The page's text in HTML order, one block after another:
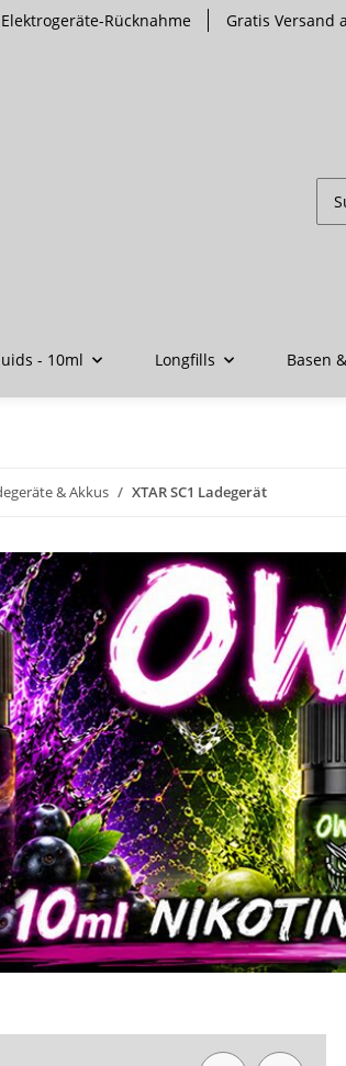
Elektrogeräte-Rücknahme Gratis Versand
- 10ml Longfills Basen
& Akkus XTAR SC1 Ladegerät